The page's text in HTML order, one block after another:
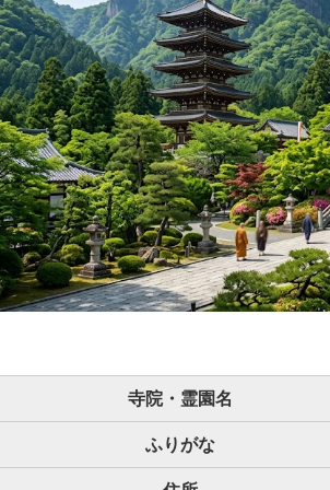
寺院・霊園名
ふりがな